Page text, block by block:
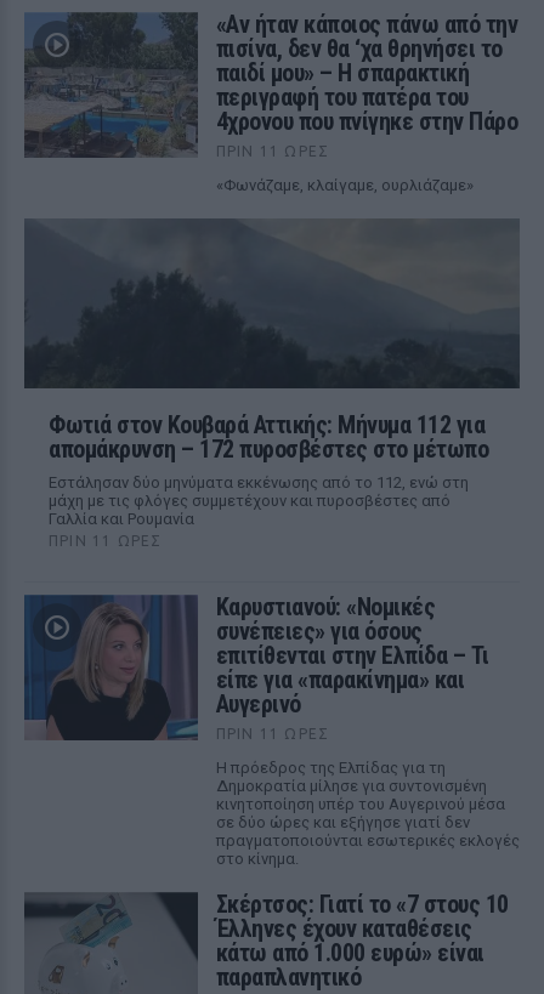
«Αν ήταν κάποιος πάνω από την
πισίνα, δεν θα ‘χα θρηνήσει το
παιδί μου» – Η σπαρακτική
περιγραφή του πατέρα του
4χρονου που πνίγηκε στην Πάρο
ΠΡΙΝ 11 ΏΡΕΣ
«Φωνάζαμε, κλαίγαμε, ουρλιάζαμε»
Φωτιά στον Κουβαρά Αττικής: Μήνυμα 112 για
απομάκρυνση – 172 πυροσβέστες στο μέτωπο
Εστάλησαν δύο μηνύματα εκκένωσης από το 112, ενώ στη
μάχη με τις φλόγες συμμετέχουν και πυροσβέστες από
Γαλλία και Ρουμανία
ΠΡΙΝ 11 ΏΡΕΣ
Καρυστιανού: «Νομικές
συνέπειες» για όσους
επιτίθενται στην Ελπίδα – Τι
είπε για «παρακίνημα» και
Αυγερινό
ΠΡΙΝ 11 ΏΡΕΣ
Η πρόεδρος της Ελπίδας για τη
Δημοκρατία μίλησε για συντονισμένη
κινητοποίηση υπέρ του Αυγερινού μέσα
σε δύο ώρες και εξήγησε γιατί δεν
πραγματοποιούνται εσωτερικές εκλογές
στο κίνημα.
Σκέρτσος: Γιατί το «7 στους 10
Έλληνες έχουν καταθέσεις
κάτω από 1.000 ευρώ» είναι
παραπλανητικό